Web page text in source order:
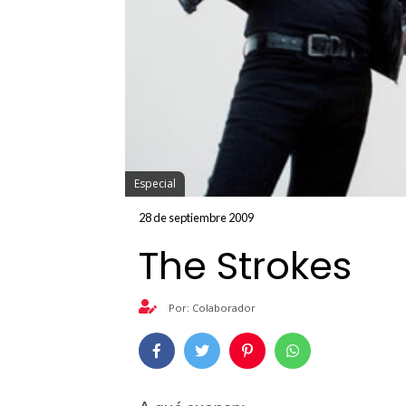
Especial
28 de septiembre 2009
The Strokes
Por: Colaborador